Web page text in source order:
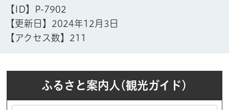
【ID】
P-7902
【更新日】 2024年12月3日
【アクセス数】 211
ふるさと案内人(観光ガイド)